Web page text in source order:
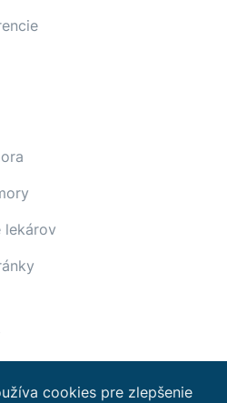
lekárov
cookies pre zlepšenie